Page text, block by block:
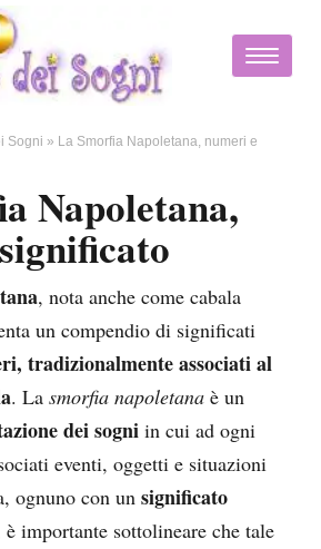
Sogni » La Smorfia Napoletana, numeri e
Napoletana,
, nota anche come cabala
un compendio di significati
tradizionalmente associati al
. La smorfia napoletana è un
dei sogni in cui ad ogni
eventi, oggetti e situazioni
ognuno con un significato
è importante sottolineare che tale